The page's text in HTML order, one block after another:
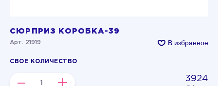
СЮРПРИЗ КОРОБКА-39
Арт. 21919 В избранное
СВОЕ КОЛИЧЕСТВО
3924